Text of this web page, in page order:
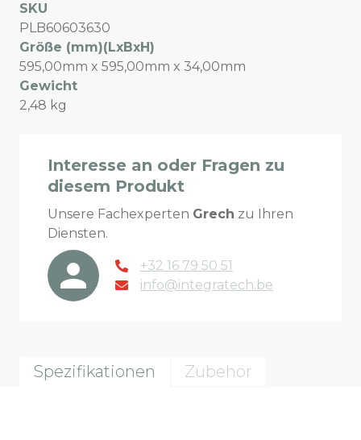
SKU
PLB60603630
Größe (mm)(LxBxH)
595,00mm x 595,00mm x 34,00mm
Gewicht
2,48 kg
Interesse an oder Fragen zu
diesem Produkt
Unsere Fachexperten Grech zu Ihren
Diensten.
+32 16 79 50 51
info@integratech.be
Spezifikationen Zubehör